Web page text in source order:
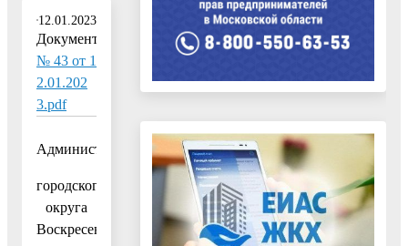
12.01.2023
Документ:
№ 43 от 1
2.01.202
3.pdf
Администрация
городского
округа
Воскресенск